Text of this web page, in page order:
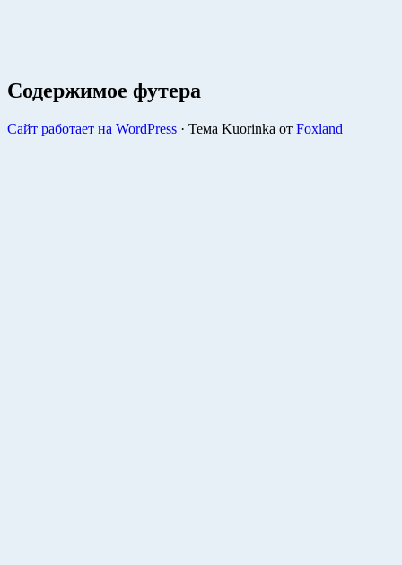
Содержимое футера
Сайт работает на WordPress · Тема Kuorinka от Foxland